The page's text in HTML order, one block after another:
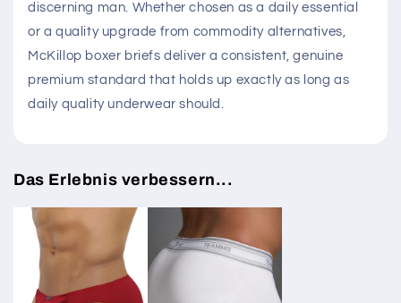
discerning man. Whether chosen as a daily essential
or a quality upgrade from commodity alternatives,
McKillop boxer briefs deliver a consistent, genuine
premium standard that holds up exactly as long as
daily quality underwear should.
Das Erlebnis verbessern...